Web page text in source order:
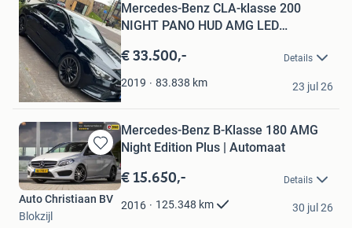
in
Mijn
Favorieten
Mercedes-Benz CLA-klasse 200
NIGHT PANO HUD AMG LED
€ 33.500,- Details
2019 83.838 km
Ternau
Almere
23 jul 26
Bewaren
in
Mijn
Favorieten
Mercedes-Benz B-Klasse 180 AMG
Night Edition Plus | Automaat
€ 15.650,- Details
2016 125.348 km
Auto Christiaan BV
Blokzijl
30 jul 26